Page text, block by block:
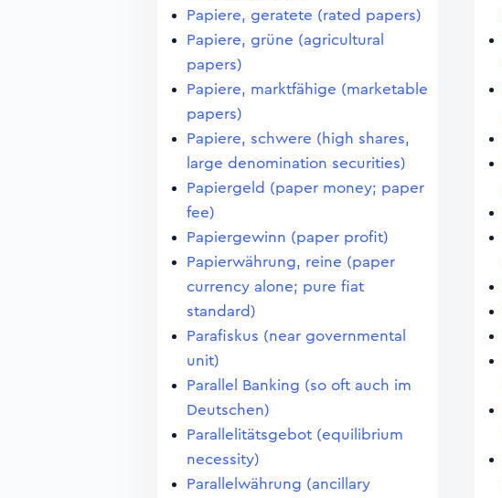
Papiere, geratete (rated papers)
Papiere, grüne (agricultural
papers)
Papiere, marktfähige (marketable
papers)
Papiere, schwere (high shares,
large denomination securities)
Papiergeld (paper money; paper
fee)
Papiergewinn (paper profit)
Papierwährung, reine (paper
currency alone; pure fiat
standard)
Parafiskus (near governmental
unit)
Parallel Banking (so oft auch im
Deutschen)
Parallelitätsgebot (equilibrium
necessity)
Parallelwährung (ancillary